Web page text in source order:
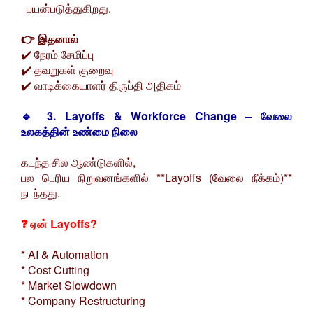
பயன்படுத்துகிறது.
👉 இதனால்
✔️ நேரம் சேமிப்பு
✔️ தவறுகள் குறைவு
✔️ வாடிக்கையாளர் திருப்தி அதிகம்
🔹 3. Layoffs & Workforce Change – வேலை
உலகத்தின் உண்மை நிலை
கடந்த சில ஆண்டுகளில்,
பல பெரிய நிறுவனங்களில் **Layoffs (வேலை நீக்கம்)**
நடந்தது.
❓ ஏன் Layoffs?
* AI & Automation
* Cost Cutting
* Market Slowdown
* Company Restructuring